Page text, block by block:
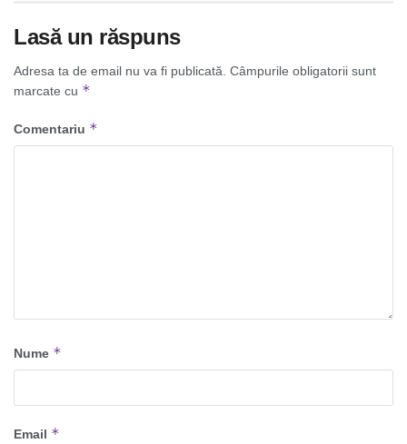
Lasă un răspuns
Adresa ta de email nu va fi publicată. Câmpurile obligatorii sunt
marcate cu *
Comentariu *
Nume *
Email *